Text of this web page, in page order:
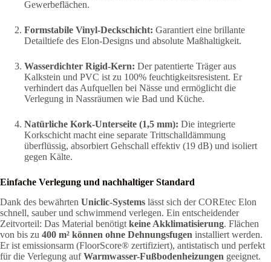
Gewerbeflächen.
Formstabile Vinyl-Deckschicht: Garantiert eine brillante
Detailtiefe des Elon-Designs und absolute Maßhaltigkeit.
Wasserdichter Rigid-Kern: Der patentierte Träger aus
Kalkstein und PVC ist zu 100% feuchtigkeitsresistent. Er
verhindert das Aufquellen bei Nässe und ermöglicht die
Verlegung in Nassräumen wie Bad und Küche.
Natürliche Kork-Unterseite (1,5 mm): Die integrierte
Korkschicht macht eine separate Trittschalldämmung
überflüssig, absorbiert Gehschall effektiv (19 dB) und isoliert
gegen Kälte.
Einfache Verlegung und nachhaltiger Standard
Dank des bewährten Uniclic-Systems lässt sich der COREtec Elon
schnell, sauber und schwimmend verlegen. Ein entscheidender
Zeitvorteil: Das Material benötigt keine Akklimatisierung. Flächen
von bis zu 400 m² können ohne Dehnungsfugen installiert werden.
Er ist emissionsarm (FloorScore® zertifiziert), antistatisch und perfekt
für die Verlegung aufWarmwasser-Fußbodenheizungen geeignet.